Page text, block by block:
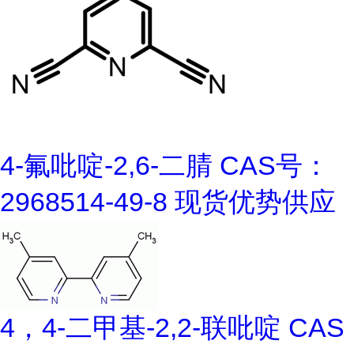
4-氟吡啶-2,6-二腈 CAS号：
2968514-49-8 现货优势供应
4，4-二甲基-2,2-联吡啶 CAS